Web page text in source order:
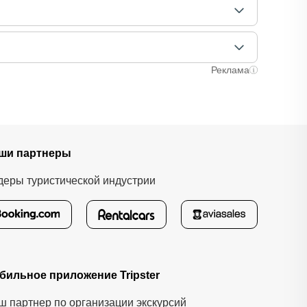
ваше место. После этого вам станут доступны
оплата полностью происходит на сайте.
Реклама
партнеры
туристической индустрии
приложение Tripster
партнер по организации экскурсий